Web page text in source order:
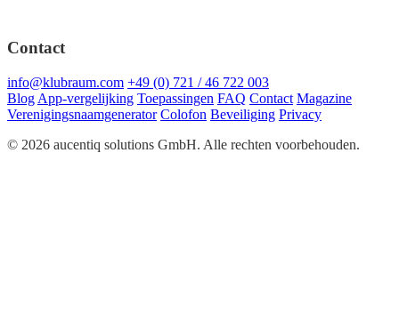
Contact
info@klubraum.com +49 (0) 721 / 46 722 003
Blog App-vergelijking Toepassingen FAQ Contact Magazine
Verenigingsnaamgenerator Colofon Beveiliging Privacy
© 2026 aucentiq solutions GmbH. Alle rechten voorbehouden.